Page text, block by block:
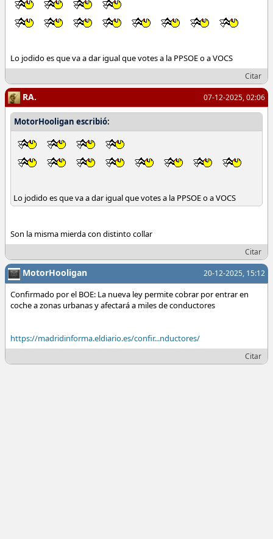
Lo jodido es que va a dar igual que votes a la PPSOE o a VOCS
Citar
07-12-2025, 02:06
RA.
MotorHooligan escribió:
Lo jodido es que va a dar igual que votes a la PPSOE o a VOCS
Son la misma mierda con distinto collar
Citar
20-12-2025, 15:12
MotorHooligan
Confirmado por el BOE: La nueva ley permite cobrar por entrar en
coche a zonas urbanas y afectará a miles de conductores
https://madridinforma.eldiario.es/confir...nductores/
Citar